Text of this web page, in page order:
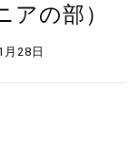
アの部）
28日